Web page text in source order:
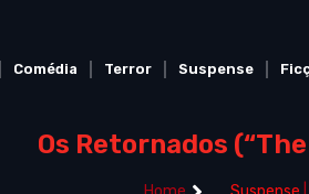
Comédia Terror Suspense
Os Retornados